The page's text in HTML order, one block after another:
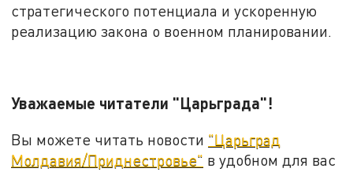
стратегического потенциала и ускоренную
реализацию закона о военном планировании.
Уважаемые читатели "Царьграда"!
Вы можете читать новости "Царьград
Молдавия/Приднестровье" в удобном для вас